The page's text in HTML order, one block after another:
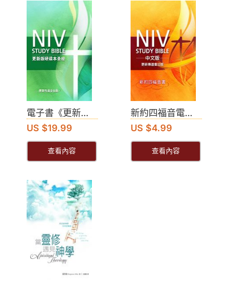
電子書《更新...
US $19.99
查看內容
新約四福音電...
US $4.99
查看內容